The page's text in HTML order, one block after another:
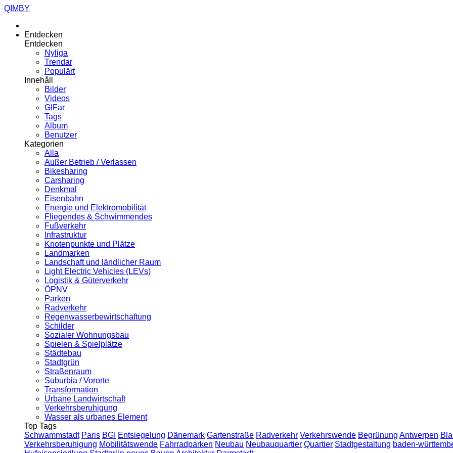
QIMBY
Entdecken
Entdecken
Nyliga
Trendar
Populärt
Innehåll
Bilder
Videos
GIFar
Tags
Album
Benutzer
Kategorien
Alla
Außer Betrieb / Verlassen
Bikesharing
Carsharing
Denkmal
Eisenbahn
Energie und Elektromobilität
Fliegendes & Schwimmendes
Fußverkehr
Infrastruktur
Knotenpunkte und Plätze
Landmarken
Landschaft und ländlicher Raum
Light Electric Vehicles (LEVs)
Logistik & Güterverkehr
ÖPNV
Parken
Radverkehr
Regenwasserbewirtschaftung
Schilder
Sozialer Wohnungsbau
Spielen & Spielplätze
Städtebau
Stadtgrün
Straßenraum
Suburbia / Vororte
Transformation
Urbane Landwirtschaft
Verkehrsberuhigung
Wasser als urbanes Element
Top Tags
Schwammstadt Paris BGI Entsiegelung Dänemark Gartenstraße Radverkehr Verkehrswende Begrünung Antwerpen
Verkehrsberuhigung Mobilitätswende Fahrradparken Neubau Neubauquartier Quartier Stadtgestaltung baden-